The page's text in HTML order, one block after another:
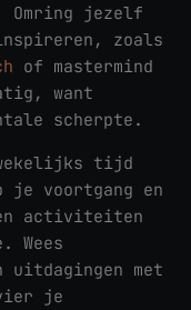
Omring jezelf
zoals
of mastermind
want
scherpte.
tijd
voortgang en
activiteiten
met
je